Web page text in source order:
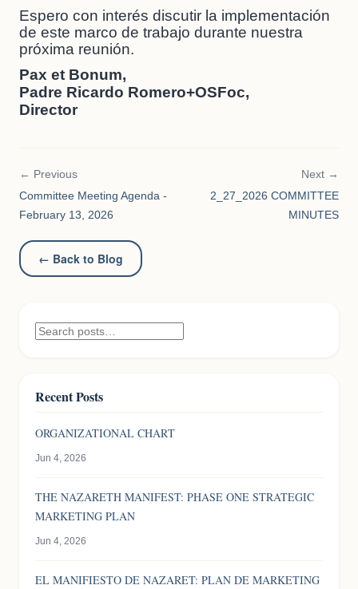
Espero con interés discutir la implementación
de este marco de trabajo durante nuestra
próxima reunión.
Pax et Bonum,
Padre Ricardo Romero+OSFoc,
Director
← Previous
Committee Meeting Agenda -
February 13, 2026
Next →
2_27_2026 COMMITTEE
MINUTES
← Back to Blog
Recent Posts
ORGANIZATIONAL CHART
Jun 4, 2026
THE NAZARETH MANIFEST: PHASE ONE STRATEGIC
MARKETING PLAN
Jun 4, 2026
EL MANIFIESTO DE NAZARET: PLAN DE MARKETING